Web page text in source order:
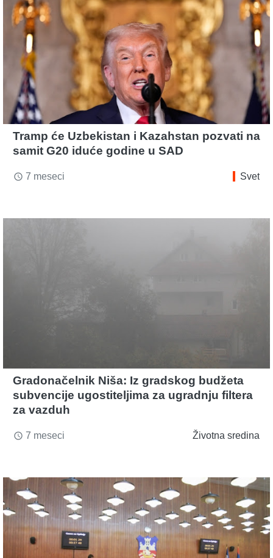
Tramp će Uzbekistan i Kazahstan pozvati na
samit G20 iduće godine u SAD
access_time 7 meseci Svet
Gradonačelnik Niša: Iz gradskog budžeta
subvencije ugostiteljima za ugradnju filtera
za vazduh
access_time 7 meseci Životna sredina